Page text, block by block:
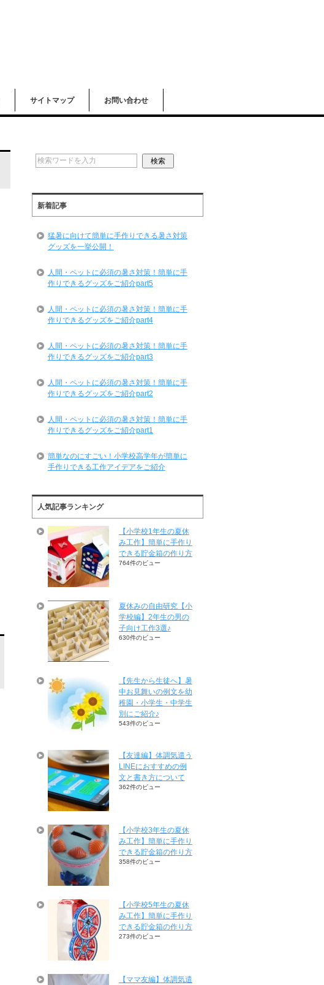
サイトマップ お問い合わせ
新着記事
猛暑に向けて簡単に手作りできる暑さ対策
グッズを一挙公開！
人間・ペットに必須の暑さ対策！簡単に手
作りできるグッズをご紹介part5
人間・ペットに必須の暑さ対策！簡単に手
作りできるグッズをご紹介part4
人間・ペットに必須の暑さ対策！簡単に手
作りできるグッズをご紹介part3
人間・ペットに必須の暑さ対策！簡単に手
作りできるグッズをご紹介part2
人間・ペットに必須の暑さ対策！簡単に手
作りできるグッズをご紹介part1
簡単なのにすごい！小学校高学年が簡単に
手作りできる工作アイデアをご紹介
人気記事ランキング
【小学校1年生の夏休
み工作】簡単に手作り
できる貯金箱の作り方
764件のビュー
夏休みの自由研究【小
学校編】2年生の男の
子向け工作3選♪
630件のビュー
【先生から生徒へ】暑
中お見舞いの例文を幼
稚園・小学生・中学生
別にご紹介♪
543件のビュー
【友達編】体調気遣う
LINEにおすすめの例
文と書き方について
362件のビュー
【小学校3年生の夏休
み工作】簡単に手作り
できる貯金箱の作り方
358件のビュー
【小学校5年生の夏休
み工作】簡単に手作り
できる貯金箱の作り方
273件のビュー
【ママ友編】体調気遣